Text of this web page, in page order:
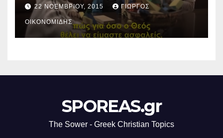
22 ΝΟΕΜΒΡΊΟΥ, 2015 ΓΙΏΡΓΟΣ
ΟΙΚΟΝΟΜΊΔΗΣ
SPOREAS.gr
The Sower - Greek Christian Topics